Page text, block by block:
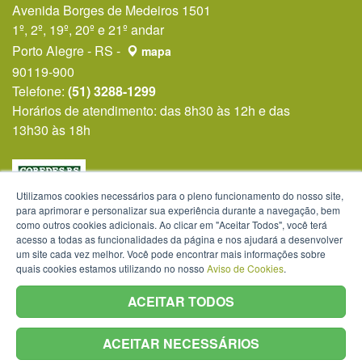
Avenida Borges de Medeiros 1501
1º, 2º, 19º, 20º e 21º andar
Porto Alegre - RS -
mapa
90119-900
Telefone: (51) 3288-1299
Horários de atendimento: das 8h30 às 12h e das
13h30 às 18h
Utilizamos cookies necessários para o pleno funcionamento do nosso site,
para aprimorar e personalizar sua experiência durante a navegação, bem
como outros cookies adicionais. Ao clicar em "Aceitar Todos", você terá
acesso a todas as funcionalidades da página e nos ajudará a desenvolver
um site cada vez melhor. Você pode encontrar mais informações sobre
quais cookies estamos utilizando no nosso Aviso de Cookies.
ACEITAR TODOS
ACEITAR NECESSÁRIOS